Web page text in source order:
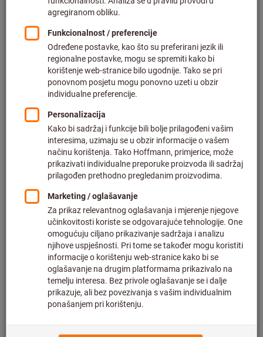
Klikni za povećanje slike
Cijena po 1 Piece
Plus PDV po trenutnoj stopi Cijene plus troškovi dostave
Pojedinačne cijene za poslovne korisnike nakonprijave.
Razmjerne cijene:
od 1 Piece 20,02 €/ 1 Piece
od 10 Pieces
15,74 €/ 1 Piece
oznaka tipa W29:
18-030 24-030 34-030 42-030
50-030 58-030